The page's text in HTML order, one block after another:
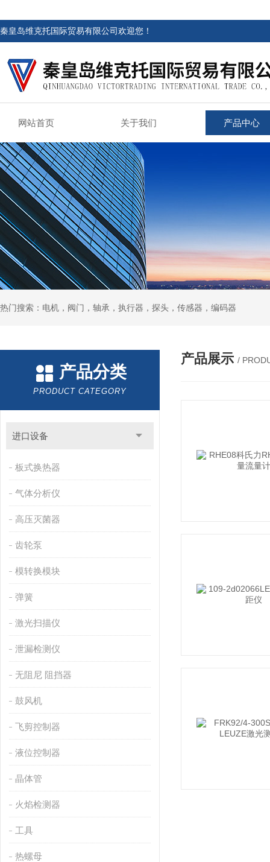
秦皇岛维克托国际贸易有限公司欢迎您！
网站首页 关于我们 产品中心
热门搜索：电机，阀门，轴承，执行器，探头，传感器，编码器
产品分类
PRODUCT CATEGORY
进口设备
板式换热器
气体分析仪
高压灭菌器
齿轮泵
模转换模块
弹簧
激光扫描仪
泄漏检测仪
无阻尼 阻挡器
鼓风机
飞剪控制器
液位控制器
晶体管
火焰检测器
工具
热螺母
产品展示 /